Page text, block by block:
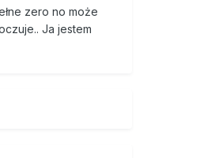
zero no może
Ja jestem